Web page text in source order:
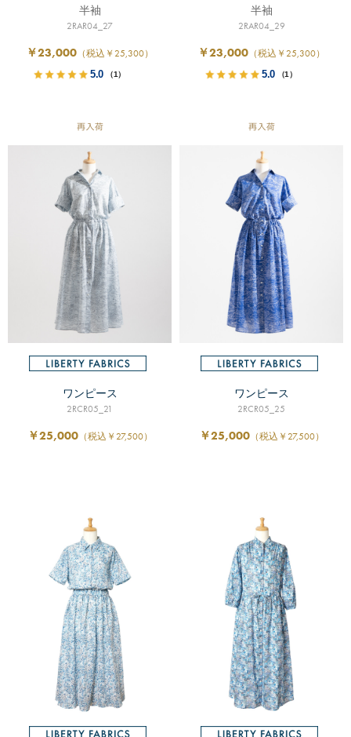
半袖
2RAR04_27
￥23,000 （税込￥25,300）
5.0 （1）
半袖
2RAR04_29
￥23,000 （税込￥25,300）
5.0 （1）
ワンピース
2RCR05_21
￥25,000（税込￥27,500）
ワンピース
2RCR05_25
￥25,000（税込￥27,500）